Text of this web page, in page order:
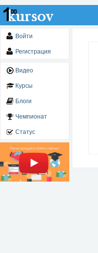
Войти
Регистрация
Видео
Курсы
Блоги
Чемпионат
Статус